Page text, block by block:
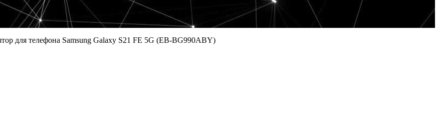
для телефона Samsung Galaxy S21 FE 5G (EB-BG990ABY)